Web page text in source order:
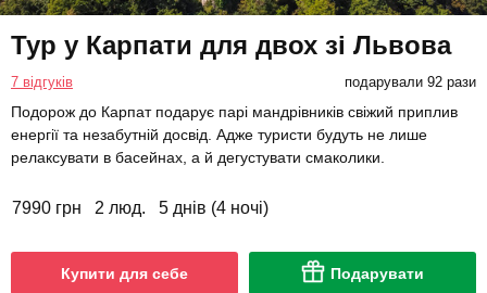
Тур у Карпати для двох зі Львова
7 відгуків подарували 92 рази
Подорож до Карпат подарує парі мандрівників свіжий приплив
енергії та незабутній досвід. Адже туристи будуть не лише
релаксувати в басейнах, а й дегустувати смаколики.
7990 грн 2 люд. 5 днів (4 ночі)
Купити для себе Подарувати